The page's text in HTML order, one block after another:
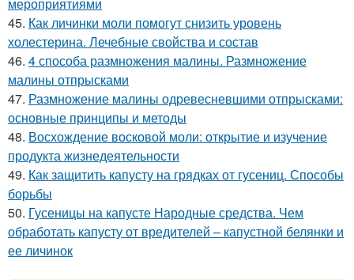
45. Как личинки моли помогут снизить уровень
холестерина. Лечебные свойства и состав
46. 4 способа размножения малины. Размножение
малины отпрысками
47. Размножение малины одревесневшими отпрысками:
основные принципы и методы
48. Восхождение восковой моли: открытие и изучение
продукта жизнедеятельности
49. Как защитить капусту на грядках от гусениц. Способы
борьбы
50. Гусеницы на капусте Народные средства. Чем
обработать капусту от вредителей – капустной белянки и
ее личинок